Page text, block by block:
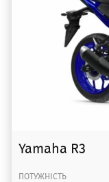
Yamaha R3
ПОТУЖНІСТЬ